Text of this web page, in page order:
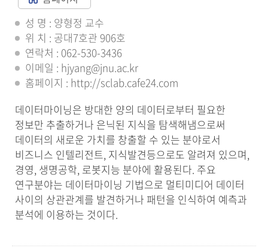
성 명 : 양형정 교수
위 치 : 공대7호관 906호
연락처 : 062-530-3436
이메일 : hjyang@jnu.ac.kr
홈페이지 : http://sclab.cafe24.com
데이터마이닝은 방대한 양의 데이터로부터 필요한
정보만 추출하거나 은닉된 지식을 탐색해냄으로써
데이터의 새로운 가치를 창출할 수 있는 분야로서
비즈니스 인텔리전트, 지식발견등으로도 알려져 있으며,
경영, 생명공학, 로봇지능 분야에 활용된다. 주요
연구분야는 데이터마이닝 기법으로 멀티미디어 데이터
사이의 상관관계를 발견하거나 패턴을 인식하여 예측과
분석에 이용하는 것이다.